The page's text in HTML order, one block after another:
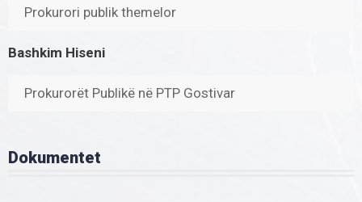
Prokurori publik themelor
Bashkim Hiseni
Prokurorët Publikë në PTP Gostivar
Dokumentet